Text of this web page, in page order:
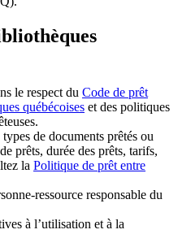
le respect du Code de prêt
québécoises et des politiques
types de documents prêtés ou
prêts, durée des prêts, tarifs,
la Politique de prêt entre
ressource responsable du
à l’utilisation et à la